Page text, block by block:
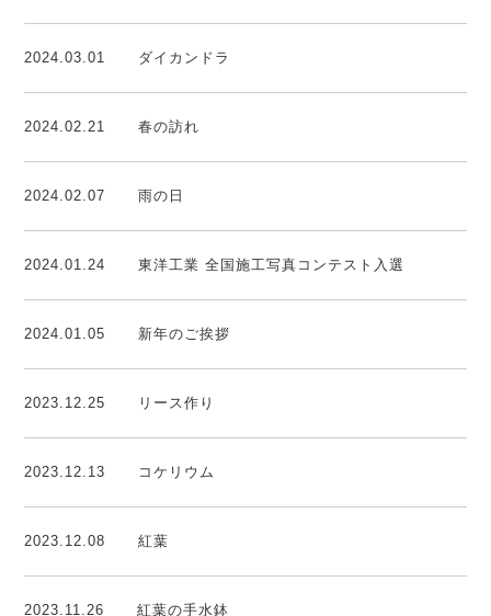
2024.03.01 ダイカンドラ
2024.02.21 春の訪れ
2024.02.07 雨の日
2024.01.24 東洋工業 全国施工写真コンテスト入選
2024.01.05 新年のご挨拶
2023.12.25 リース作り
2023.12.13 コケリウム
2023.12.08 紅葉
2023.11.26 紅葉の手水鉢